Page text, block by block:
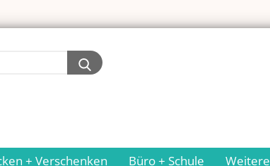
Suche...
+ Verschenken Büro + Schule Weitere